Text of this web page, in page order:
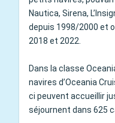
Nautica, Sirena,
depuis 1998/2000 et
2018 et 2022.
Dans la classe
navires d’Oceania
ci peuvent accueillir
séjournent dans 625